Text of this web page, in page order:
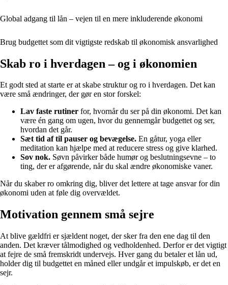
Global adgang til lån – vejen til en mere inkluderende økonomi
Brug budgettet som dit vigtigste redskab til økonomisk ansvarlighed
Skab ro i hverdagen – og i økonomien
Et godt sted at starte er at skabe struktur og ro i hverdagen. Det kan
være små ændringer, der gør en stor forskel:
Lav faste rutiner for, hvornår du ser på din økonomi. Det kan
være én gang om ugen, hvor du gennemgår budgettet og ser,
hvordan det går.
Sæt tid af til pauser og bevægelse. En gåtur, yoga eller
meditation kan hjælpe med at reducere stress og give klarhed.
Sov nok. Søvn påvirker både humør og beslutningsevne – to
ting, der er afgørende, når du skal ændre økonomiske vaner.
Når du skaber ro omkring dig, bliver det lettere at tage ansvar for din
økonomi uden at føle dig overvældet.
Motivation gennem små sejre
At blive gældfri er sjældent noget, der sker fra den ene dag til den
anden. Det kræver tålmodighed og vedholdenhed. Derfor er det vigtigt
at fejre de små fremskridt undervejs. Hver gang du betaler et lån ud,
holder dig til budgettet en måned eller undgår et impulskøb, er det en
sejr.